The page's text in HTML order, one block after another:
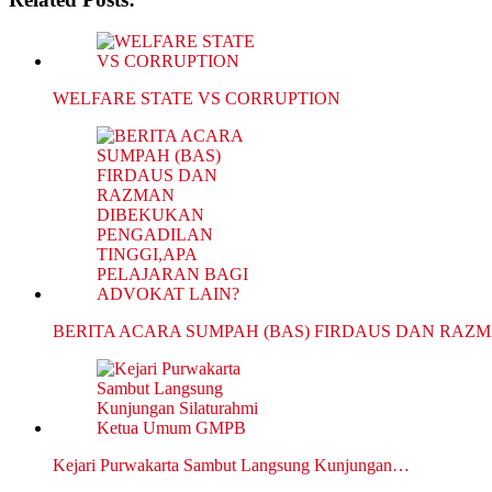
WELFARE STATE VS CORRUPTION
BERITA ACARA SUMPAH (BAS) FIRDAUS DAN
Kejari Purwakarta Sambut Langsung Kunjungan…